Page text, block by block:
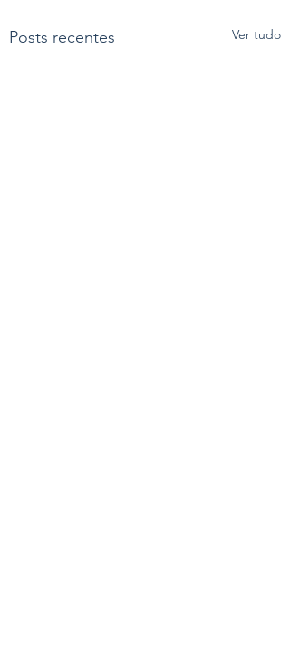
Posts recentes Ver tudo